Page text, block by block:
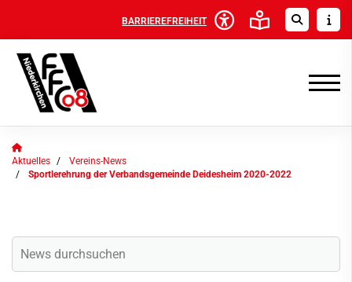
BARRIEREFREIHEIT
Aktuelles
Vereins-News
Sportlerehrung der Verbandsgemeinde Deidesheim 2020-2022